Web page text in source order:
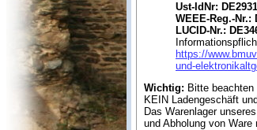
Ust-IdNr:
WEEE-Reg.-Nr.:
LUCID-Nr.:
https://
und-
Wichtig: Bitte
KEIN Ladengeschäft
Das Warenlager
und Abholung von Ware